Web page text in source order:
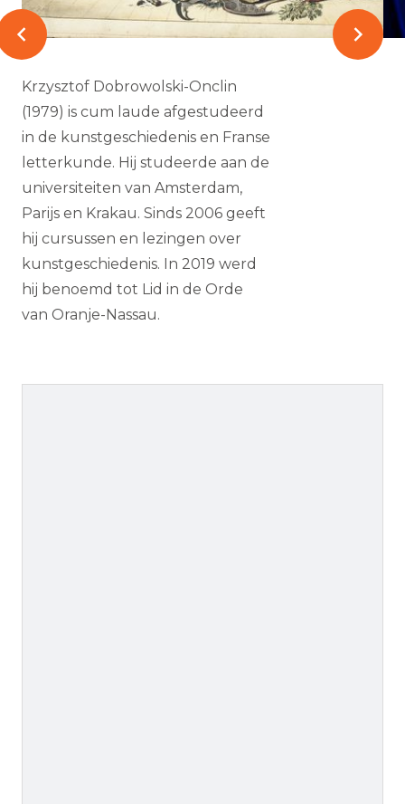
Krzysztof Dobrowolski-Onclin
(1979) is cum laude afgestudeerd
in de kunstgeschiedenis en Franse
letterkunde. Hij studeerde aan de
universiteiten van Amsterdam,
Parijs en Krakau. Sinds 2006 geeft
hij cursussen en lezingen over
kunstgeschiedenis. In 2019 werd
hij benoemd tot Lid in de Orde
van Oranje-Nassau.